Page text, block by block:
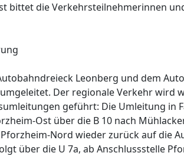
bittet die Verkehrsteilnehmerinnen
Leonberg und dem
Der regionale Verkehr wird
geführt: Die Umleitung in
Ost über die B 10 nach
Nord wieder zurück auf die
über die U 7a, ab Anschlussstelle